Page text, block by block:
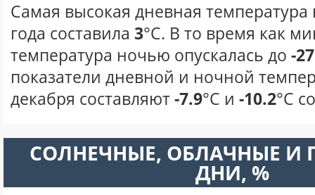
Самая высокая дневная температура
года составила 3°С. В то время как
температура ночью опускалась до -27
показатели дневной и ночной
декабря составляют-7.9°С и -10.2°С
CОЛНЕЧНЫЕ, ОБЛАЧНЫЕ И
ДНИ, %